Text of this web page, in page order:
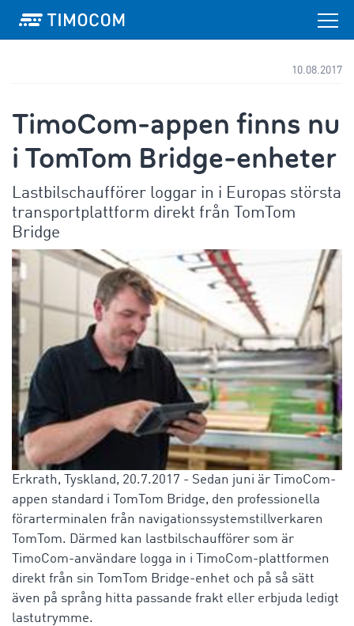
10.08.2017
TimoCom-appen finns nu
i TomTom Bridge-enheter
Lastbilschaufförer loggar in i Europas största
transportplattform direkt från TomTom
Bridge
Erkrath, Tyskland, 20.7.2017 - Sedan juni är TimoCom-
appen standard i TomTom Bridge, den professionella
förarterminalen från navigationssystemstillverkaren
TomTom. Därmed kan lastbilschaufförer som är
TimoCom-användare logga in i TimoCom-plattformen
direkt från sin TomTom Bridge-enhet och på så sätt
även på språng hitta passande frakt eller erbjuda ledigt
lastutrymme.